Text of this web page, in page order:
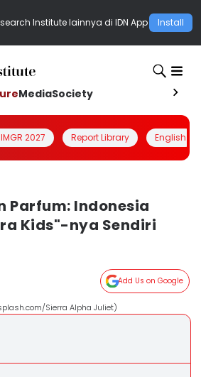
Institutelainnya di IDN App Install
MediaSociety
2027 Report Library English
Parfum: Indonesia
Kids"-nya Sendiri
Add Us on Google
Sierra Alpha Juliet)